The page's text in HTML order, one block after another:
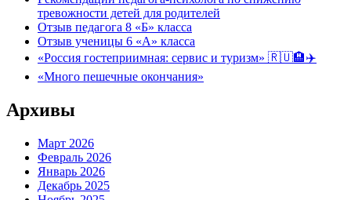
тревожности детей для родителей
Отзыв педагога 8 «Б» класса
Отзыв ученицы 6 «А» класса
«Россия гостеприимная: сервис и туризм» 🇷🇺🏨✈️
«Много пешечные окончания»
Архивы
Март 2026
Февраль 2026
Январь 2026
Декабрь 2025